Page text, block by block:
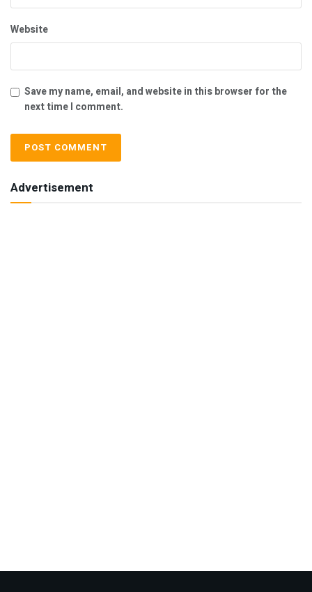
Website
Save my name, email, and website in this browser for the
next time I comment.
Advertisement